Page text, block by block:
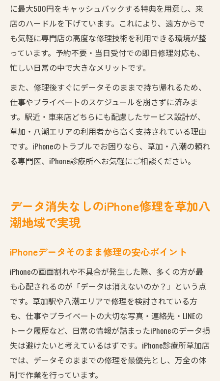
に最大500円をキャッシュバックする特典を用意し、来
店のハードルを下げています。これにより、遠方からで
も気軽に専門店の高度な修理技術を利用できる環境が整
っています。予約不要・当日受付での即日修理対応も、
忙しい日常の中で大きなメリットです。
また、修理後すぐにデータそのままで持ち帰れるため、
仕事やプライベートのスケジュールを崩さずに済みま
す。駅近・車来店どちらにも配慮したサービス設計が、
草加・八潮エリアの利用者から高く支持されている理由
です。iPhoneのトラブルでお困りなら、草加・八潮の頼れ
る専門医、iPhone診療所へお気軽にご相談ください。
データ消失なしのiPhone修理を草加八
潮地域で実現
iPhoneデータそのまま修理の安心ポイント
iPhoneの画面割れや不具合が発生した際、多くの方が最
も心配されるのが「データは消えないのか？」という点
です。草加駅や八潮エリアで修理を検討されている方
も、仕事やプライベートの大切な写真・連絡先・LINEの
トーク履歴など、日常の情報が詰まったiPhoneのデータ損
失は避けたいと考えているはずです。iPhone診療所草加店
では、データそのままでの修理を最優先とし、万全の体
制で作業を行っています。